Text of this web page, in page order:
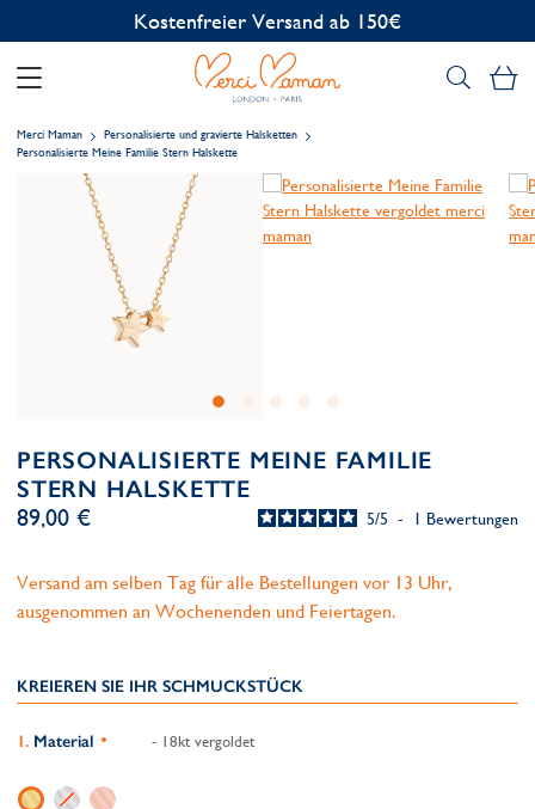
Kostenlose Personalisierung
Merci Maman
Personalisierte und gravierte Halsketten
Personalisierte Meine Familie Stern Halskette
PERSONALISIERTE MEINE FAMILIE
STERN HALSKETTE
5/5 - 1 Bewertungen
89,00 €
Versand am selben Tag für alle Bestellungen vor 13 Uhr,
ausgenommen an Wochenenden und Feiertagen.
KREIEREN SIE IHR SCHMUCKSTÜCK
Material - 18kt vergoldet